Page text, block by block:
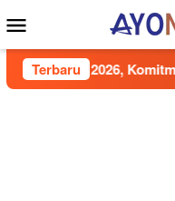
ke
kontenMobile
Terbaru
Komitmen Nyata